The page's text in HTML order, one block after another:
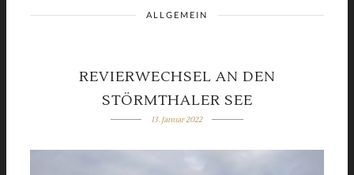
ALLGEMEIN
REVIERWECHSEL AN DEN
STÖRMTHALER SEE
13. Januar 2022